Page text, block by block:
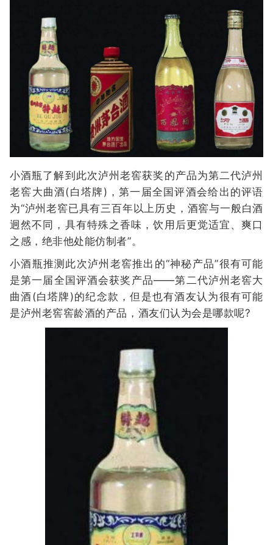
小酒瓶了解到此次泸州老窖获奖的产品为第二代泸州
老窖大曲酒(白塔牌)，第一届全国评酒会给出的评语
为“泸州老窖已具有三百年以上历史，酒窖与一般白酒
迥然不同，具有特殊之香味，饮用后更觉适宜、爽口
之感，绝非他处能仿制者”。
小酒瓶推测此次泸州老窖推出的“神秘产品”很有可能
是第一届全国评酒会获奖产品——第二代泸州老窖大
曲酒(白塔牌)的纪念款，但是也有酒友认为很有可能
是泸州老窖窖龄酒的产品，酒友们认为会是哪款呢?